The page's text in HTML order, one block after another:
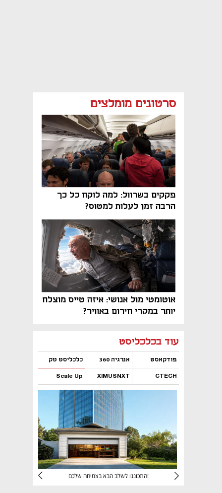
סרטונים מומלצים
פקקים בשרוול: למה לוקח כל כך
הרבה זמן לעלות למטוס?
אוטומטי מול אנושי: איזה טייס מוצלח
יותר במקרי חירום באוויר?
עוד בכלכליסט
פודקאסט אנרגיה 360 כלכליסט טק
CTECH
XIMUSNXT
Scale Up
נפתח בכרטיסייה חדשה
התכוננו לשלב הבא בצמיחה שלכם!
נפתח בכרטיסייה חדשה